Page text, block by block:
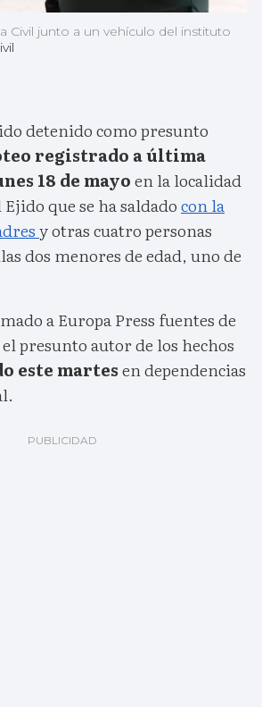
Civil junto a un vehículo del instituto
detenido como presunto
registrado a última
18 de mayoen la localidad
que se ha saldadocon la
y otras cuatro personas
dos menores de edad, uno de
a Europa Press fuentes de
presunto autor de los hechos
este martesen dependencias